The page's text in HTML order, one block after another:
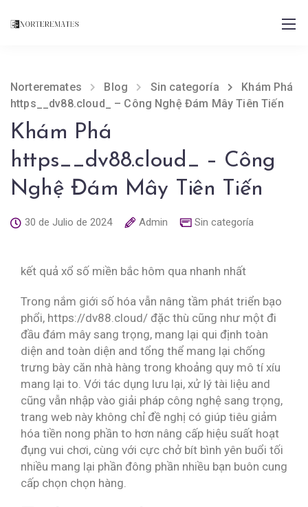
Norteremates Blog Sin categoría
Khám Phá
https__dv88.cloud_ – Công Nghệ Đám Mây Tiên Tiến
Khám Phá
https__dv88.cloud_ – Công
Nghệ Đám Mây Tiên Tiến
30 de Julio de 2024 Admin Sin categoría
kết quả xổ số miền bắc hôm qua nhanh nhất
Trong nắm giới số hóa vẫn nâng tầm phát triển bạo
phổi, https://dv88.cloud/ đặc thù cũng như một đi
đầu đám mây sang trọng, mang lại qui định toàn
diện and toàn diện and tổng thể mang lại chống
trưng bày căn nhà hàng trong khoảng quy mô tí xíu
mang lại to. Với tác dụng lưu lại, xử lý tài liệu and
cũng vẫn nhập vào giải pháp công nghệ sang trọng,
trang web này không chỉ đề nghị có giúp tiêu giảm
hóa tiền nong phần to hơn nâng cấp hiệu suất hoạt
đụng vui chơi, cùng với cực chở bít bình yên buổi tối
nhiều mang lại phần đông phần nhiều bạn buôn cung
cấp chọn chọn hàng.